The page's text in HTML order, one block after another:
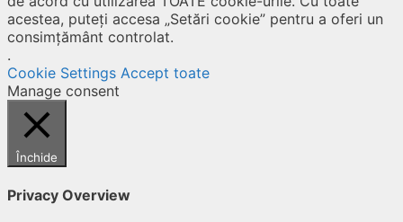
acestea, puteți accesa „Setări cookie” pentru a oferi un
consimțământ controlat.
.
Cookie Settings Accept toate
Manage consent
Închide
Privacy Overview